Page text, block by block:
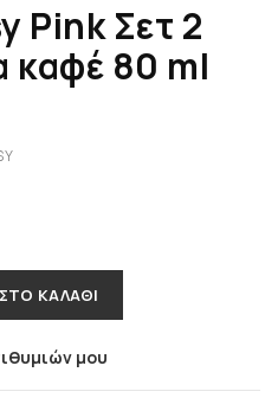
Pink Σετ 2
καφέ 80 ml
ΚΑΛΆΘΙ
μου